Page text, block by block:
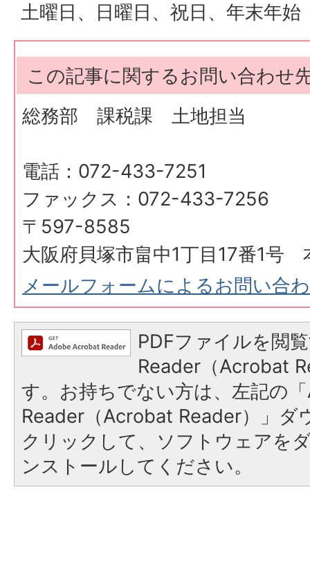
土曜日、日曜日、祝日、年末年始
この記事に関するお問い合わせ
総務部 課税課 土地担当
電話：072-433-7251
ファックス：072-433-7256
〒597-8585
大阪府貝塚市畠中1丁目17番1号
メールフォームによるお問い合
PDFファイルを閲
Reader（Acrobat
す。お持ちでない方は、左記の
Reader（Acrobat Reader）」ダ
クリックして、ソフトウェアを
ンストールしてください。